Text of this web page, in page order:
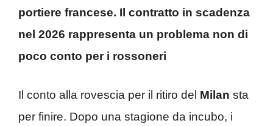
portiere francese. Il contratto in scadenza
nel 2026 rappresenta un problema non di
poco conto per i rossoneri
Il conto alla rovescia per il ritiro del Milan sta
per finire. Dopo una stagione da incubo, i